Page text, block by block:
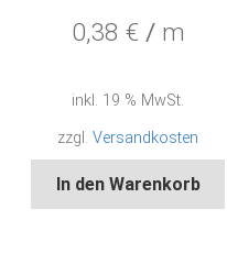
0,38 € / m
inkl. 19 % MwSt.
zzgl.Versandkosten
In den Warenkorb